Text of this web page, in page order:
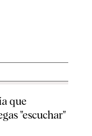
que
"escuchar"